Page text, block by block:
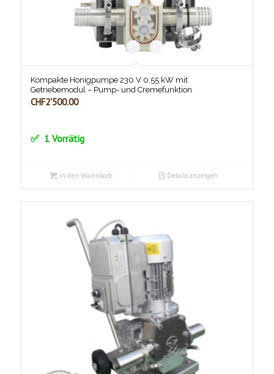
Kompakte Honigpumpe 230 V 0,55 kW mit
Getriebemodul – Pump- und Cremefunktion
CHF2'500.00
1 Vorrätig
In den Warenkorb Details anzeigen